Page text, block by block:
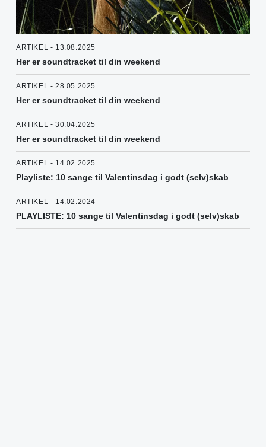
ARTIKEL - 13.08.2025
Her er soundtracket til din weekend
ARTIKEL - 28.05.2025
Her er soundtracket til din weekend
ARTIKEL - 30.04.2025
Her er soundtracket til din weekend
ARTIKEL - 14.02.2025
Playliste: 10 sange til Valentinsdag i godt (selv)skab
ARTIKEL - 14.02.2024
PLAYLISTE: 10 sange til Valentinsdag i godt (selv)skab